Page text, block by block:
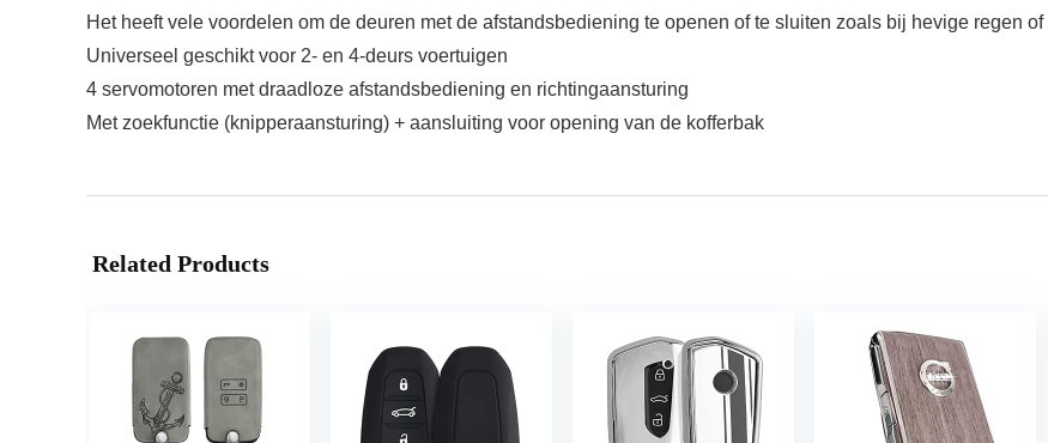
Het heeft vele voordelen om de deuren met de afstandsbediening te openen of te sluiten zoals bij hevige regen of
Universeel geschikt voor 2- en 4-deurs voertuigen
4 servomotoren met draadloze afstandsbediening en richtingaansturing
Met zoekfunctie (knipperaansturing) + aansluiting voor opening van de kofferbak
Related Products